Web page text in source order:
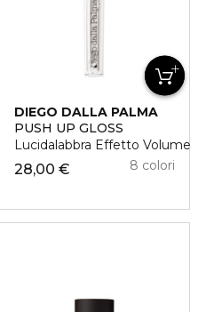
TENUTA
DIEGO DALLA PALMA
PUSH UP GLOSS
Lucidalabbra Effetto Volume
28,00 € 8 colori